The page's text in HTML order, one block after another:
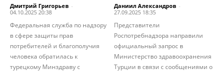
Дмитрий Григорьев -
04.10.2025 20:38
Федеральная служба по надзору
в сфере защиты прав
потребителей и благополучия
человека обратилась к
турецкому Минздраву с
Даниил Александров -
27.09.2025 18:35
Представители
Роспотребнадзора направили
официальный запрос в
Министерство здравоохранения
Турции в связи с сообщениями о